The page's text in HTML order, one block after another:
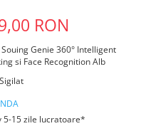
RON
Genie 360° Intelligent
si Face Recognition Alb
5-15 zile lucratoare*